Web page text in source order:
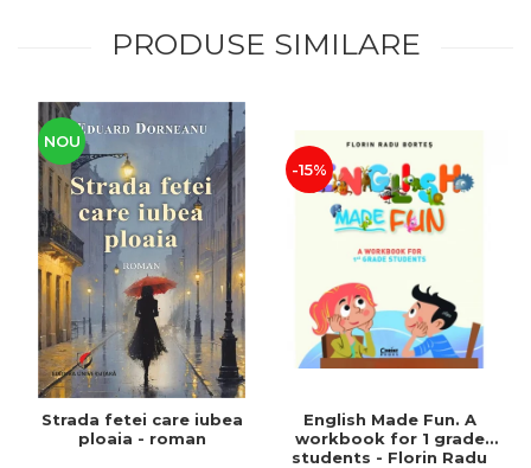
PRODUSE SIMILARE
NOU
Strada fetei care iubea
ploaia - roman
-15%
English Made Fun. A
workbook for 1 grade
students - Florin Radu